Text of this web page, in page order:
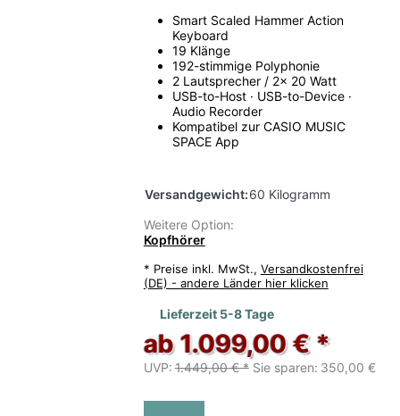
Smart Scaled Hammer Action
Keyboard
19 Klänge
192-stimmige Polyphonie
2 Lautsprecher / 2x 20 Watt
USB-to-Host · USB-to-Device ·
Audio Recorder
Kompatibel zur CASIO MUSIC
SPACE App
Versandgewicht:60 Kilogramm
Weitere Option:
Kopfhörer
* Preise inkl. MwSt., Versandkostenfrei
(DE) - andere Länder hier klicken
Lieferzeit 5-8 Tage
ab 1.099,00 € *
UVP: 1.449,00 € * Sie sparen: 350,00 €